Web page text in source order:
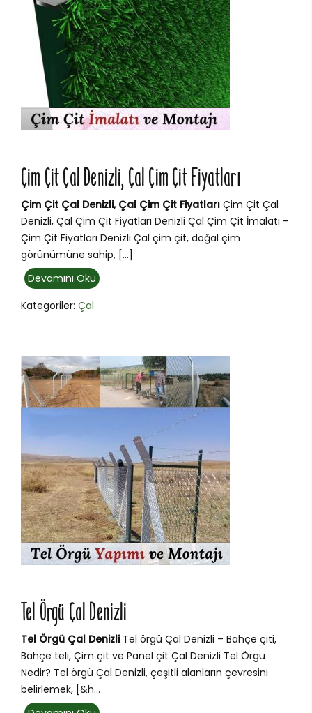
Çim Çit Çal Denizli, Çal Çim Çit Fiyatları
Çim Çit Çal Denizli, Çal Çim Çit Fiyatları Çim Çit Çal
Denizli, Çal Çim Çit Fiyatları Denizli Çal Çim Çit İmalatı –
Çim Çit Fiyatları Denizli Çal çim çit, doğal çim
görünümüne sahip, […]
Devamını Oku
Kategoriler: Çal
Tel Örgü Çal Denizli
Tel Örgü Çal DenizliTel örgü Çal Denizli – Bahçe çiti,
Bahçe teli, Çim çit ve Panel çit Çal Denizli Tel Örgü
Nedir? Tel örgü Çal Denizli, çeşitli alanların çevresini
belirlemek, [&h...